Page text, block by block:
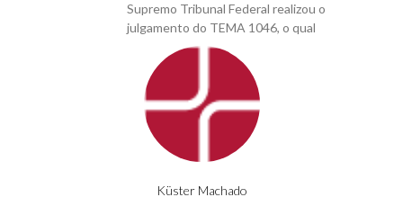
Küster Machado
Supremo Tribunal Federal realizou o
julgamento do TEMA 1046, o qual